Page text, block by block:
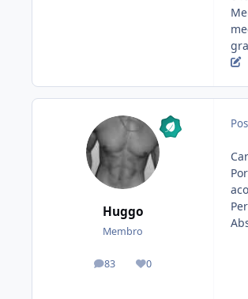
Huggo
Membro
83
posts 0
Reputação